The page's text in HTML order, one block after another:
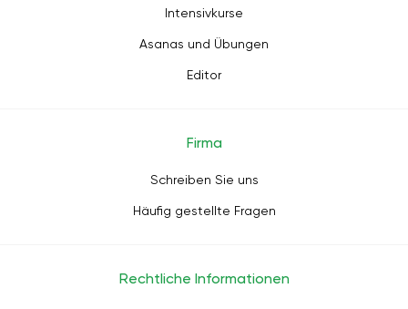
Intensivkurse
Asanas und Übungen
Editor
Firma
Schreiben Sie uns
Häufig gestellte Fragen
Rechtliche Informationen